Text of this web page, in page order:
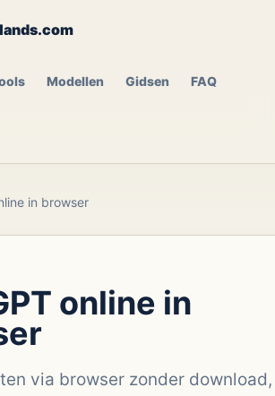
Modellen Gidsen FAQ
in browser
online in
via browser zonder download,